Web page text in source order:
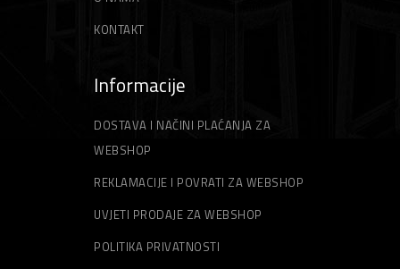
KONTAKT
Informacije
DOSTAVA I NAČINI PLAĆANJA ZA
WEBSHOP
REKLAMACIJE I POVRATI ZA WEBSHOP
UVJETI PRODAJE ZA WEBSHOP
POLITIKA PRIVATNOSTI